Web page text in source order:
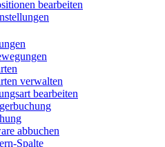
bearbeiten
verwalten
bearbeiten
abbuchen
Spalte